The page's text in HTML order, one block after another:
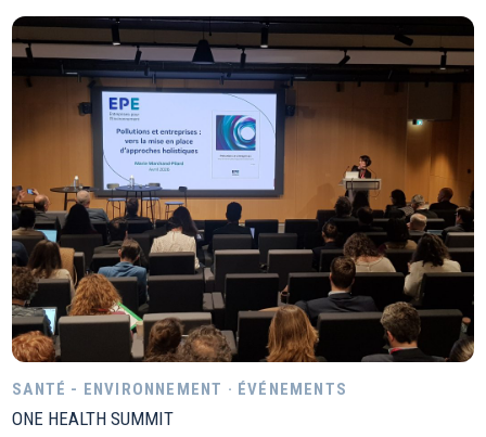
SANTÉ - ENVIRONNEMENT · ÉVÉNEMENTS
ONE HEALTH SUMMIT